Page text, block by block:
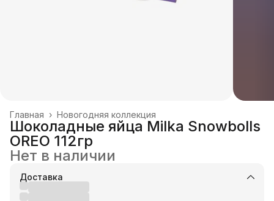
Новогодняя коллекция
Главная ›
Шоколадные яйца Milka Snowbolls
OREO 112гр
Нет в наличии
Доставка